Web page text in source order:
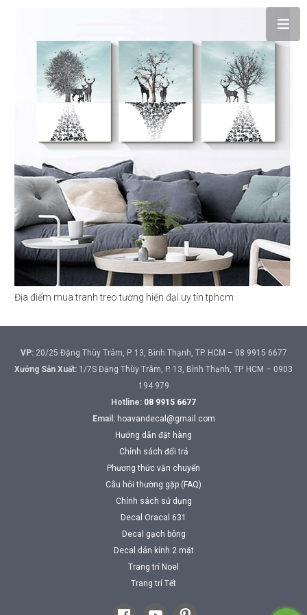
Địa điểm mua tranh treo tường hiện đại uy tín tphcm
VP:20/25 Đặng Thùy Trâm, P. 13, Bình Thạnh, TP. HCM – 08 9915 6677
Xưởng Sản Xuất: 1/7S Đặng Thùy Trâm, P. 13, Bình Thạnh, TP. HCM – 0903
194 979
Hotline: 08 9915 6677
Email: hoavandecal@gmail.com
Hướng dẫn đặt hàng
Chính sách đổi trả
Phương thức vận chuyển
Câu hỏi thường gặp (FAQ)
Chính sách sử dụng
Decal Oracal 631
Decal gạch bông
Decal dán kính 2 mặt
Trang trí Noel
Trang trí Tết